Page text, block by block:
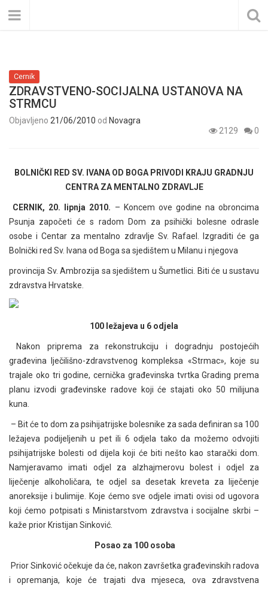
Cernik
ZDRAVSTVENO-SOCIJALNA USTANOVA NA
STRMCU
Objavljeno 21/06/2010 od Novagra
2129
0
BOLNIČKI RED SV. IVANA OD BOGA PRIVODI KRAJU GRADNJU
CENTRA ZA MENTALNO ZDRAVLJE
CERNIK, 20. lipnja 2010. – Koncem ove godine na obroncima
Psunja započeti će s radom Dom za psihički bolesne odrasle
osobe i Centar za mentalno zdravlje Sv. Rafael. Izgraditi će ga
Bolnički red Sv. Ivana od Boga sa sjedištem u Milanu i njegova
provincija Sv. Ambrozija sa sjedištem u Šumetlici. Biti će u sustavu
zdravstva Hrvatske.
100 ležajeva u 6 odjela
Nakon priprema za rekonstrukciju i dogradnju postojećih
građevina lječilišno-zdravstvenog kompleksa «Strmac», koje su
trajale oko tri godine, cernička građevinska tvrtka Grading prema
planu izvodi građevinske radove koji će stajati oko 50 milijuna
kuna.
– Bit će to dom za psihijatrijske bolesnike za sada definiran sa 100
ležajeva podijeljenih u pet ili 6 odjela tako da možemo odvojiti
psihijatrijske bolesti od dijela koji će biti nešto kao starački dom.
Namjeravamo imati odjel za alzhajmerovu bolest i odjel za
liječenje alkoholičara, te odjel sa desetak kreveta za liječenje
anoreksije i bulimije. Koje ćemo sve odjele imati ovisi od ugovora
koji ćemo potpisati s Ministarstvom zdravstva i socijalne skrbi –
kaže prior Kristijan Sinković.
Posao za 100 osoba
Prior Sinković očekuje da će, nakon završetka građevinskih radova
i opremanja, koje će trajati dva mjeseca, ova zdravstvena